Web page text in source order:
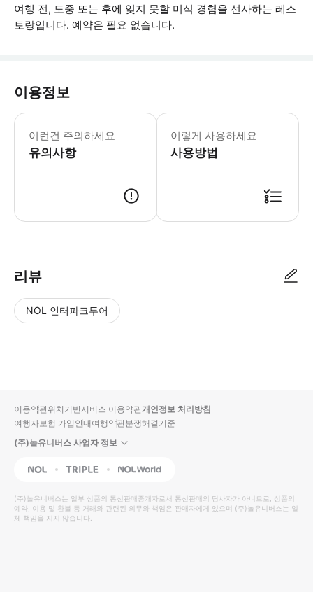
여행 전, 도중 또는 후에 잊지 못할 미식 경험을 선사하는 레스
토랑입니다. 예약은 필요 없습니다.
이용정보
이런건 주의하세요
유의사항
스파 이용 가능 최소 연령은 만 12세
이렇게 사용하세요
사용방법
리뷰
NOL 인터파크투어
입니
다.
높
은
순
동
영
상
순
상
이용약관위치기반서비스 이용약관개인정보 처리방침
여행자보험 가입안내여행약관분쟁해결기준
(주)놀유니버스 사업자 정보
NOL Triple Interpark Global
(주)놀유니버스는 일부 상품의 통신판매중개자로서 통신판매의 당사자가 아니므로, 상품의
예약, 이용 및 환불 등 거래와 관련된 의무와 책임은 판매자에게 있으며 (주)놀유니버스는 일
체 책임을 지지 않습니다.